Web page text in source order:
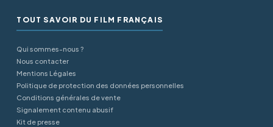
TOUT SAVOIR DU FILM FRANÇAIS
Qui sommes-nous ?
Nous contacter
Mentions Légales
Politique de protection des données personnelles
Conditions générales de vente
Signalement contenu abusif
Kit de presse